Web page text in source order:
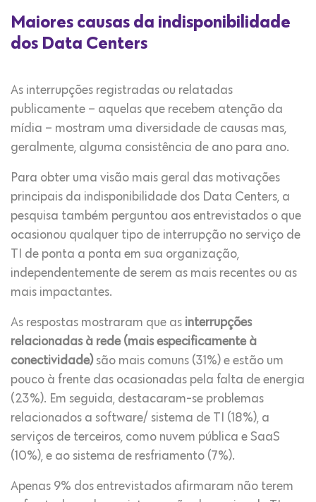
Maiores causas da indisponibilidade
dos Data Centers
As interrupções registradas ou relatadas
publicamente – aquelas que recebem atenção da
mídia – mostram uma diversidade de causas mas,
geralmente, alguma consistência de ano para ano.
Para obter uma visão mais geral das motivações
principais da indisponibilidade dos Data Centers, a
pesquisa também perguntou aos entrevistados o que
ocasionou qualquer tipo de interrupção no serviço de
TI de ponta a ponta em sua organização,
independentemente de serem as mais recentes ou as
mais impactantes.
As respostas mostraram que as interrupções
relacionadas à rede (mais especificamente à
conectividade) são mais comuns (31%) e estão um
pouco à frente das ocasionadas pela falta de energia
(23%). Em seguida, destacaram-se problemas
relacionados a software/ sistema de TI (18%), a
serviços de terceiros, como nuvem pública e SaaS
(10%), e ao sistema de resfriamento (7%).
Apenas 9% dos entrevistados afirmaram não terem